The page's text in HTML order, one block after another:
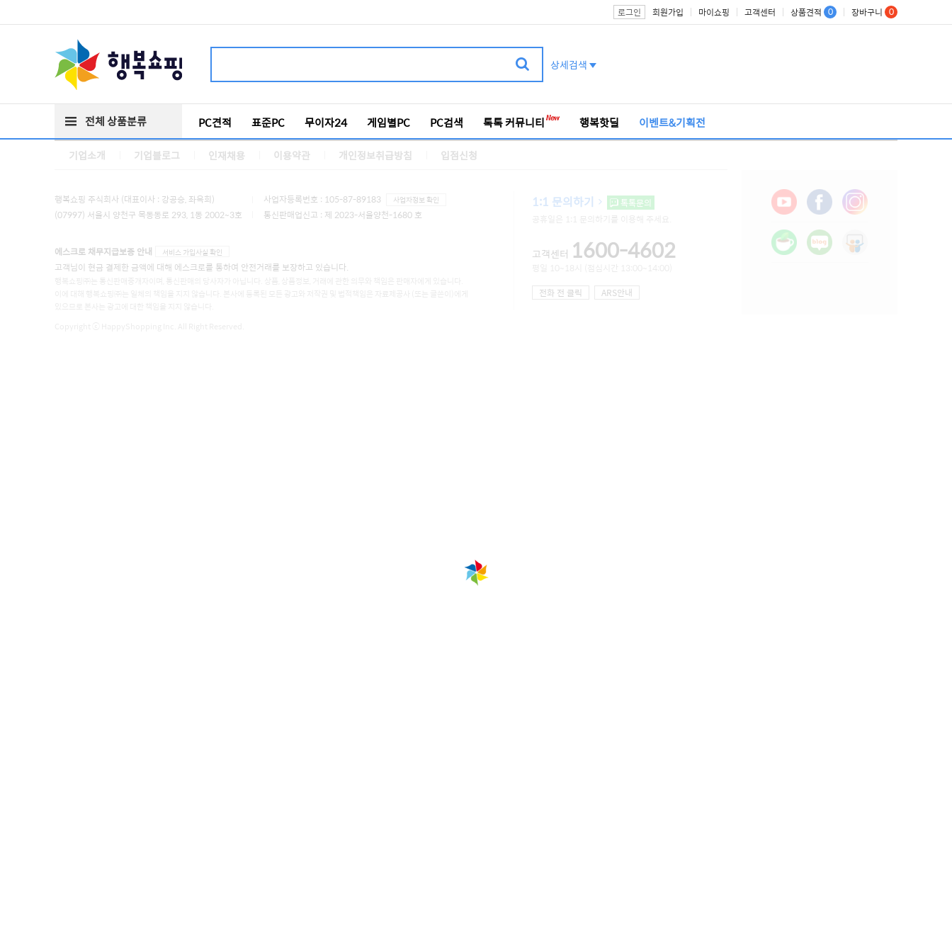
로그인 회원가입 마이쇼핑 고객센터 상품견적 0 장바구니 0
상세검색
전체 상품분류 PC견적 표준PC 무이자24 게임별PC PC검색 톡톡 커뮤니티 행복핫딜 이벤트&기획전
기업소개 기업블로그 인재채용 이용약관 개인정보취급방침 입점신청
행복쇼핑 주식회사 (대표이사 : 강공승, 좌옥희)
(07997) 서울시 양천구 목동동로 293, 1동 2002~3호
사업자등록번호 : 105-87-89183 사업자정보 확인
통신판매업신고 : 제 2023-서울양천-1680 호
에스크로 채무지급보증 안내 서비스 가입사실 확인
고객님이 현금 결제한 금액에 대해 에스크로를 통하여 안전거래를 보장하고 있습니다.
1:1 문의하기
톡톡문의
고객센터 1600-4602
전화 전 클릭
ARS안내